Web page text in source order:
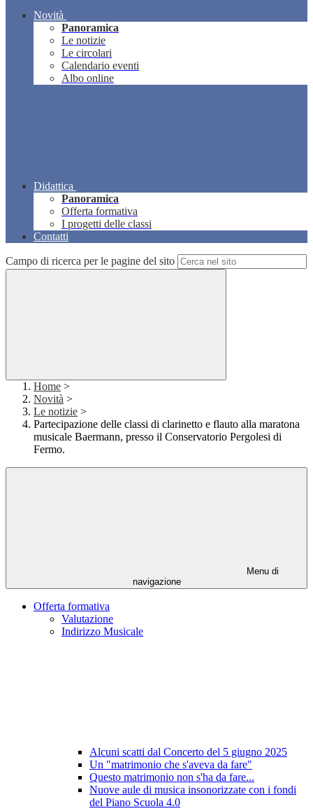
Novità
Panoramica
Le notizie
Le circolari
Calendario eventi
Albo online
Didattica
Panoramica
Offerta formativa
I progetti delle classi
Contatti
Campo di ricerca per le pagine del sito
Home >
Novità >
Le notizie >
Partecipazione delle classi di clarinetto e flauto alla maratona
musicale Baermann, presso il Conservatorio Pergolesi di
Fermo.
Menu di
navigazione
Offerta formativa
Valutazione
Indirizzo Musicale
Alcuni scatti dal Concerto del 5 giugno 2025
Un "matrimonio che s'aveva da fare"
Questo matrimonio non s'ha da fare...
Nuove aule di musica insonorizzate con i fondi
del Piano Scuola 4.0